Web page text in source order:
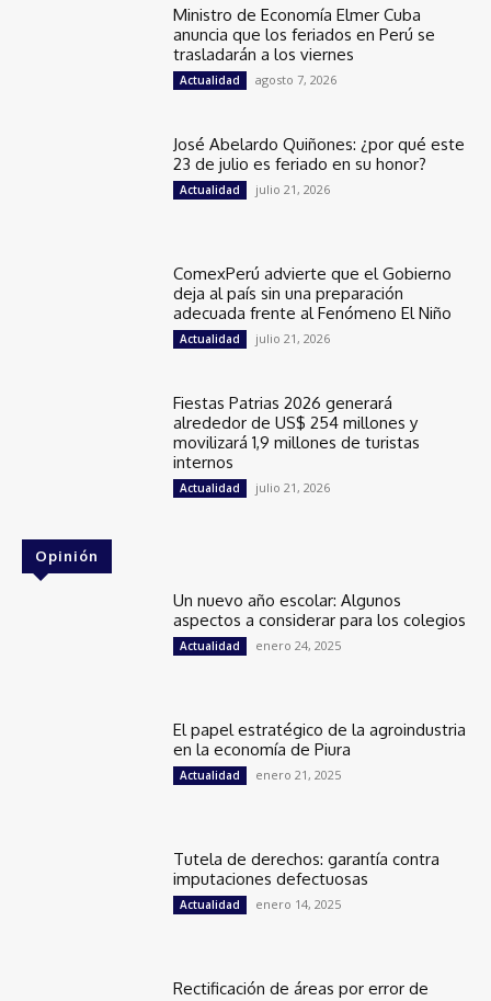
Ministro de Economía Elmer Cuba
anuncia que los feriados en Perú se
trasladarán a los viernes
Actualidad agosto 7, 2026
José Abelardo Quiñones: ¿por qué este
23 de julio es feriado en su honor?
Actualidad julio 21, 2026
ComexPerú advierte que el Gobierno
deja al país sin una preparación
adecuada frente al Fenómeno El Niño
Actualidad julio 21, 2026
Fiestas Patrias 2026 generará
alrededor de US$ 254 millones y
movilizará 1,9 millones de turistas
internos
Actualidad julio 21, 2026
Opinión
Un nuevo año escolar: Algunos
aspectos a considerar para los colegios
Actualidad enero 24, 2025
El papel estratégico de la agroindustria
en la economía de Piura
Actualidad enero 21, 2025
Tutela de derechos: garantía contra
imputaciones defectuosas
Actualidad enero 14, 2025
Rectificación de áreas por error de